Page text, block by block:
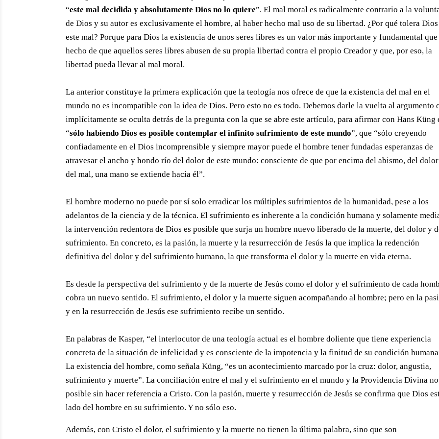
“este mal decidida y absolutamente Dios no lo quiere”. El mal moral es radicalmente contrario a la
de Dios y su autor es exclusivamente el hombre, al haber hecho mal uso de su libertad. ¿Por qué tolera Dios
este mal? Porque para Dios la existencia de unos seres libres es un valor más importante y fundamental
hecho de que aquellos seres libres abusen de su propia libertad contra el propio Creador y que, por eso, la
libertad pueda llevar al mal moral.
La anterior constituye la primera explicación que la teología nos ofrece de que la existencia del mal en el
mundo no es incompatible con la idea de Dios. Pero esto no es todo. Debemos darle la vuelta al argumento
implícitamente se oculta detrás de la pregunta con la que se abre este artículo, para afirmar con Hans Küng
“sólo habiendo Dios es posible contemplar el infinito sufrimiento de este mundo”, que “sólo creyendo
confiadamente en el Dios incomprensible y siempre mayor puede el hombre tener fundadas esperanzas de
atravesar el ancho y hondo río del dolor de este mundo: consciente de que por encima del abismo, del
del mal, una mano se extiende hacia él”.
El hombre moderno no puede por sí solo erradicar los múltiples sufrimientos de la humanidad, pese a los
adelantos de la ciencia y de la técnica. El sufrimiento es inherente a la condición humana y solamente
la intervención redentora de Dios es posible que surja un hombre nuevo liberado de la muerte, del dolor y
sufrimiento. En concreto, es la pasión, la muerte y la resurrección de Jesús la que implica la redención
definitiva del dolor y del sufrimiento humano, la que transforma el dolor y la muerte en vida eterna.
Es desde la perspectiva del sufrimiento y de la muerte de Jesús como el dolor y el sufrimiento de cada
cobra un nuevo sentido. El sufrimiento, el dolor y la muerte siguen acompañando al hombre; pero en la
y en la resurrección de Jesús ese sufrimiento recibe un sentido.
En palabras de Kasper, “el interlocutor de una teología actual es el hombre doliente que tiene experiencia
concreta de la situación de infelicidad y es consciente de la impotencia y la finitud de su condición
La existencia del hombre, como señala Küng, “es un acontecimiento marcado por la cruz: dolor, angustia,
sufrimiento y muerte”. La conciliación entre el mal y el sufrimiento en el mundo y la Providencia Divina no
posible sin hacer referencia a Cristo. Con la pasión, muerte y resurrección de Jesús se confirma que Dios
lado del hombre en su sufrimiento. Y no sólo eso.
Además, con Cristo el dolor, el sufrimiento y la muerte no tienen la última palabra, sino que son